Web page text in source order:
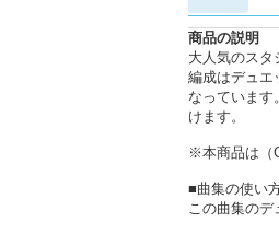
商品の説明
大人気のスタ
編成はデュエ
なっています
けます。
※本商品は（
■曲集の使い
この曲集の